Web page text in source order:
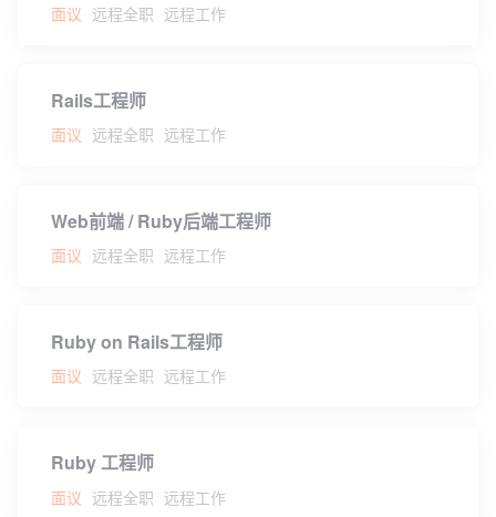
面议 远程全职 远程工作
Rails工程师
面议 远程全职 远程工作
Web前端 / Ruby后端工程师
面议 远程全职 远程工作
Ruby on Rails工程师
面议 远程全职 远程工作
Ruby 工程师
面议 远程全职 远程工作